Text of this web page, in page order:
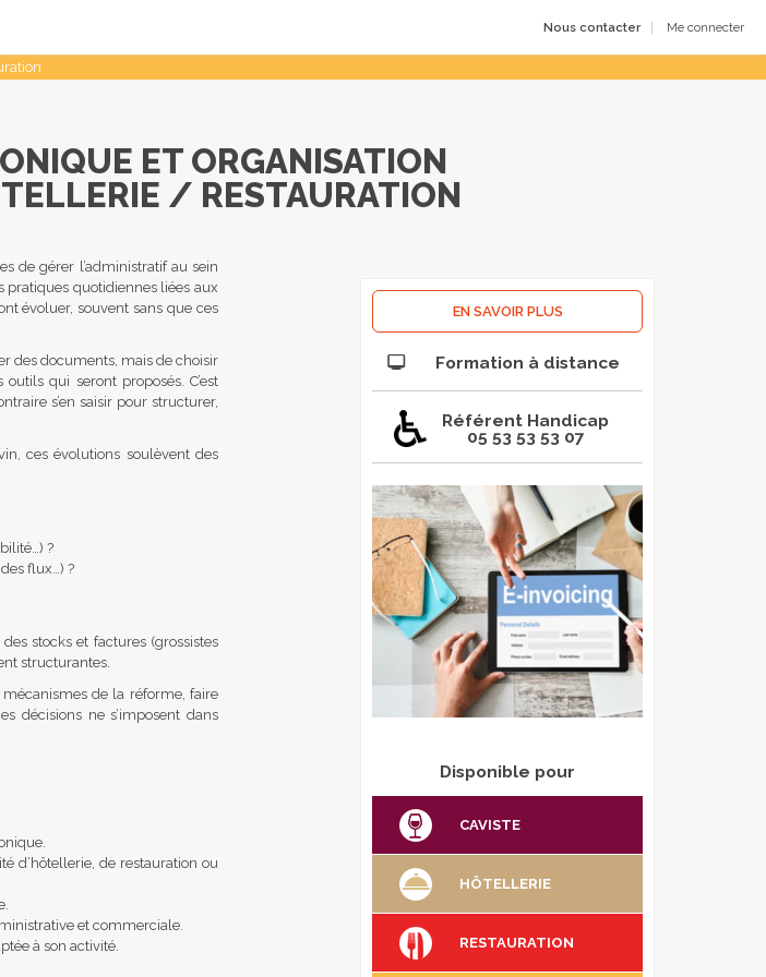
Nous contacter Me connecter
ET ORGANISATION
/ RESTAURATION
de gérer l’administratif au sein
pratiques quotidiennes liées aux
évoluer, souvent sans que ces
des documents, mais de choisir
qui seront proposés. C’est
s’en saisir pour structurer,
ces évolutions soulèvent des
?
flux…) ?
stocks et factures (grossistes
structurantes.
de la réforme, faire
décisions ne s’imposent dans
d’hôtellerie, de restauration ou
et commerciale.
à son activité.
EN SAVOIR PLUS
Formation à distance
Référent Handicap
05 53 53 53 07
Disponible pour
CAVISTE
HÔTELLERIE
RESTAURATION